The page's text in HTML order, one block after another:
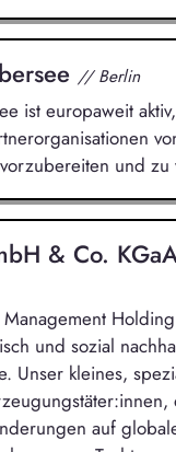
// Berlin
ist europaweit
und zu
& Co.
und sozial
Unser kleines,
auf